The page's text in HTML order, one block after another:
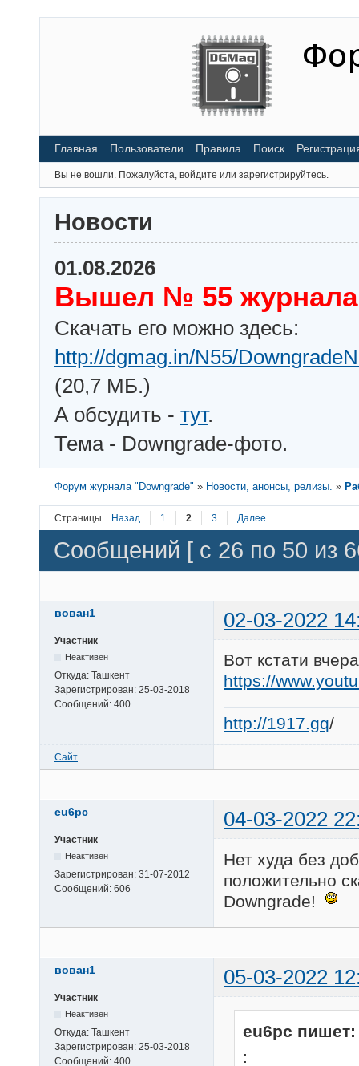
Главная Пользователи Правила Поиск
Вы не вошли. Пожалуйста, войдите или зарегистрируйтесь.
Новости
01.08.2026
Вышел № 55 журнала
Скачать его можно здесь:
http://dgmag.in/N55/
(20,7 МБ.)
А обсудить - тут.
Тема - Downgrade-фото.
Форум журнала "Downgrade" » Новости, анонсы, релизы. »
Страницы Назад 1 2 3 Далее
Сообщений [ с 26 по 50 из
вован1 02-03-2022
Участник
Неактивен
Откуда: Ташкент
Зарегистрирован: 25-03-2018
Сообщений: 400
Вот кстати
https://
http://1917.gq/
Сайт
eu6pc 04-03-2022
Участник
Неактивен
Зарегистрирован: 31-07-2012
Сообщений: 606
Нет худа без
положительно
Downgrade!
вован1 05-03-2022
Участник
Неактивен
Откуда: Ташкент
Зарегистрирован: 25-03-2018
Сообщений: 400
eu6pc пишет:
: